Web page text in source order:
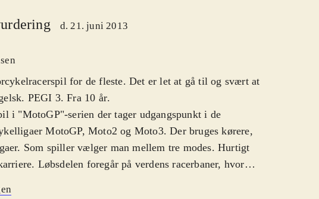
d. 21. juni 2013
for de fleste. Det er let at gå til og svært at
PEGI 3. Fra 10 år.
i "MotoGP"-serien der tager udgangspunkt i de
MotoGP, Moto2 og Moto3. Der bruges kørere,
Hurtigt
Løbsdelen foregår på verdens racerbaner, hvor